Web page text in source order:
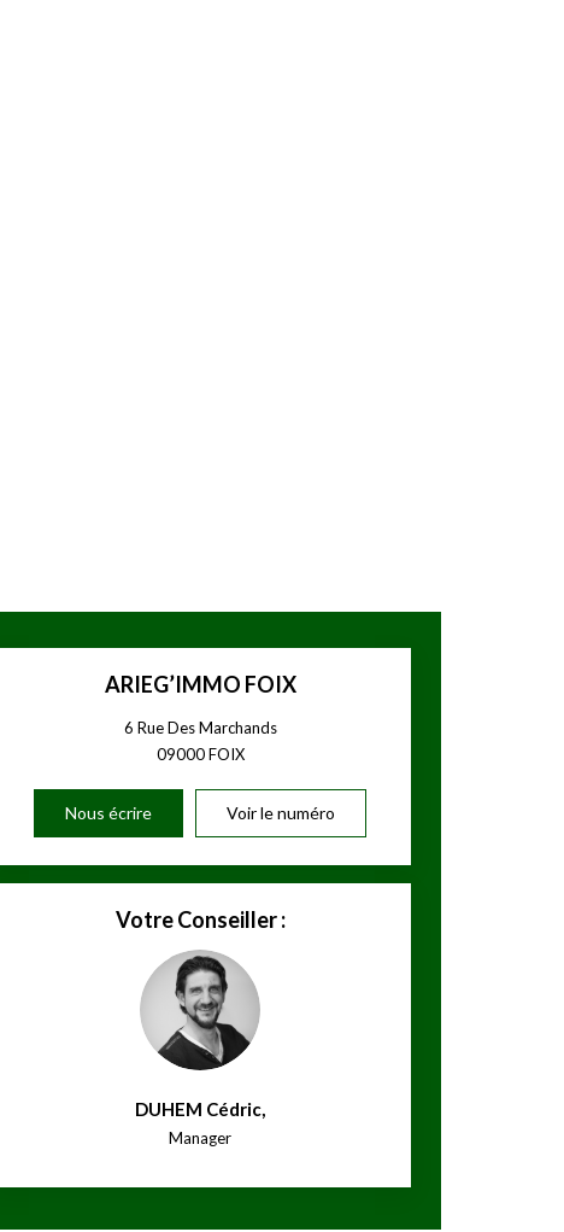
ARIEG’IMMO FOIX
6 Rue Des Marchands
09000FOIX
Nous écrire Voir le numéro
Votre Conseiller :
DUHEM Cédric,
Manager